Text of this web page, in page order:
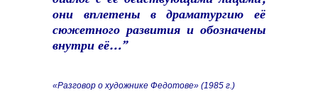
они вплетены в драматургию её
сюжетного развития и обозначены
внутри её…”
«Разговор о художнике Федотове» (1985 г.)